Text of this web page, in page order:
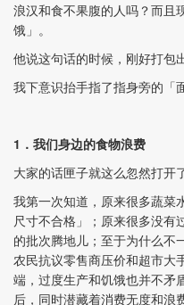
浪汉和食不果腹的人吗？而且
饿」。
他说这句话的时候，刚好打包
我下意识抬手指了指身旁的「
1．我们身边的食物浪费
大家的话匣子就这么忽然打开
我第一次知道，原来很多蔬菜
尺寸不合格」；原来很多没有
的批次腾地儿；至于为什么不
农民抗议零售商压价和超市大
端，过度生产和饥饿也并不矛
后，同时潜藏着消费无度和浪